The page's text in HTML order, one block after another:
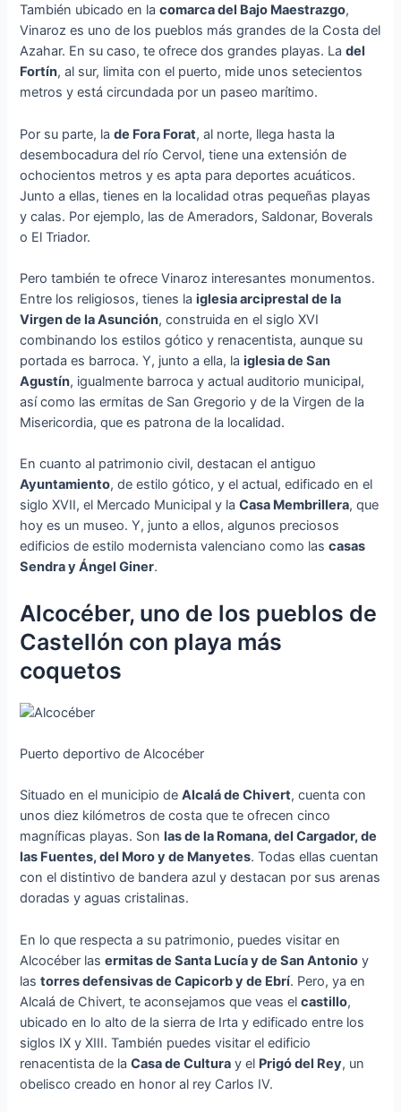
También ubicado en lacomarca del Bajo Maestrazgo,
Vinaroz es uno de los pueblos más grandes de la Costa del
Azahar. En su caso, te ofrece dos grandes playas. Ladel
Fortín, al sur, limita con el puerto, mide unos setecientos
metros y está circundada por un paseo marítimo.
Por su parte, lade Fora Forat, al norte, llega hasta la
desembocadura del río Cervol, tiene una extensión de
ochocientos metros y es apta para deportes acuáticos.
Junto a ellas, tienes en la localidad otras pequeñas playas
y calas. Por ejemplo, las de Ameradors, Saldonar, Boverals
o El Triador.
Pero también te ofrece Vinaroz interesantes monumentos.
Entre los religiosos, tienes laiglesia arciprestal de la
Virgen de la Asunción, construida en el siglo XVI
combinando los estilos gótico y renacentista, aunque su
portada es barroca. Y, junto a ella, laiglesia de San
Agustín, igualmente barroca y actual auditorio municipal,
así como las ermitas de San Gregorio y de la Virgen de la
Misericordia, que es patrona de la localidad.
En cuanto al patrimonio civil, destacan el antiguo
Ayuntamiento, de estilo gótico, y el actual, edificado en el
siglo XVII, el Mercado Municipal y laCasa Membrillera, que
hoy es un museo. Y, junto a ellos, algunos preciosos
edificios de estilo modernista valenciano como lascasas
Sendra y Ángel Giner.
Alcocéber, uno de los pueblos de
Castellón con playa más
coquetos
Puerto deportivo de Alcocéber
Situado en el municipio deAlcalá de Chivert, cuenta con
unos diez kilómetros de costa que te ofrecen cinco
magníficas playas. Sonlas de la Romana, del Cargador, de
las Fuentes, del Moro y de Manyetes. Todas ellas cuentan
con el distintivo de bandera azul y destacan por sus arenas
doradas y aguas cristalinas.
En lo que respecta a su patrimonio, puedes visitar en
Alcocéber lasermitas de Santa Lucía y de San Antonio y
lastorres defensivas de Capicorb y de Ebrí. Pero, ya en
Alcalá de Chivert, te aconsejamos que veas elcastillo,
ubicado en lo alto de la sierra de Irta y edificado entre los
siglos IX y XIII. También puedes visitar el edificio
renacentista de laCasa de Cultura y el Prigó del Rey, un
obelisco creado en honor al rey Carlos IV.